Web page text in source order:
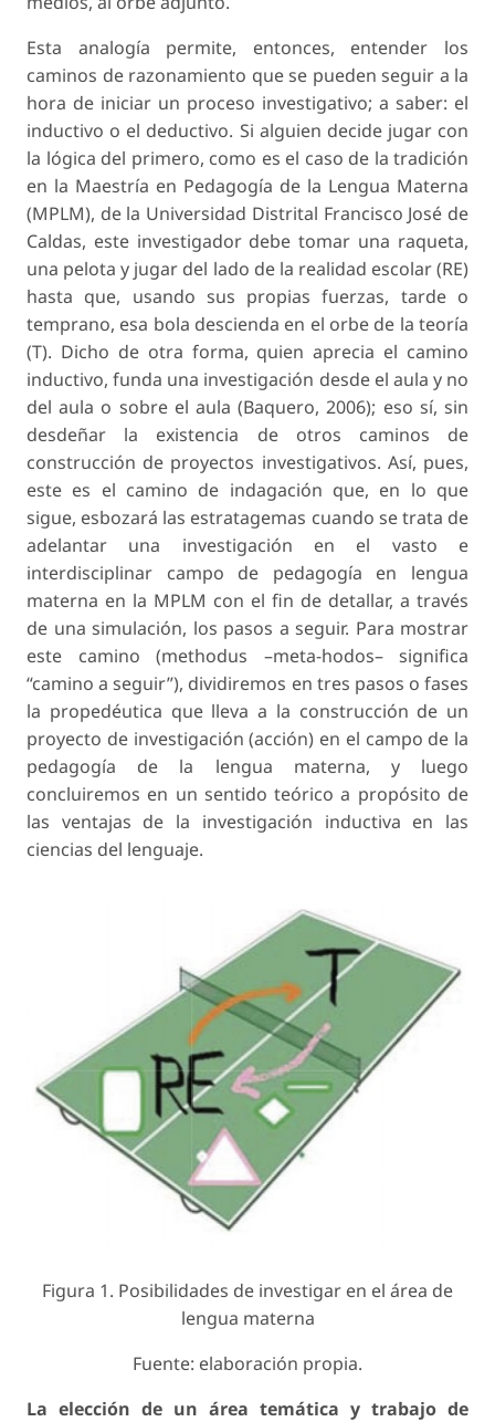
Esta analogía permite, entonces, entender los
caminos de razonamiento que se pueden seguir a la
hora de iniciar un proceso investigativo; a saber: el
inductivo o el deductivo. Si alguien decide jugar con
la lógica del primero, como es el caso de la tradición
en la Maestría en Pedagogía de la Lengua Materna
(MPLM), de la Universidad Distrital Francisco José de
Caldas, este investigador debe tomar una raqueta,
una pelota y jugar del lado de la realidad escolar(RE)
hasta que, usando sus propias fuerzas, tarde o
temprano, esa bola descienda en el orbe de la teoría
(T). Dicho de otra forma, quien aprecia el camino
inductivo, funda una investigación desdeel aula y no
del aula o sobreel aula (Baquero, 2006); eso sí, sin
desdeñar la existencia de otros caminos de
construcción de proyectos investigativos. Así, pues,
este es el camino de indagación que, en lo que
sigue, esbozará las estratagemas cuando se trata de
adelantar una investigación en el vasto e
interdisciplinar campo de pedagogía en lengua
materna en la MPLM con el fin de detallar, a través
de una simulación, los pasos a seguir. Para mostrar
este camino (methodus –meta-hodos–significa
“camino a seguir”), dividiremos en tres pasos o fases
la propedéutica que lleva a la construcción de un
proyecto de investigación (acción) en el campo de la
pedagogía de la lengua materna, y luego
concluiremos en un sentido teórico a propósito de
las ventajas de la investigación inductiva en las
ciencias del lenguaje.
Figura 1. Posibilidades de investigar en el área de
lengua materna
Fuente: elaboración propia.
La elección de un área temática y trabajo de